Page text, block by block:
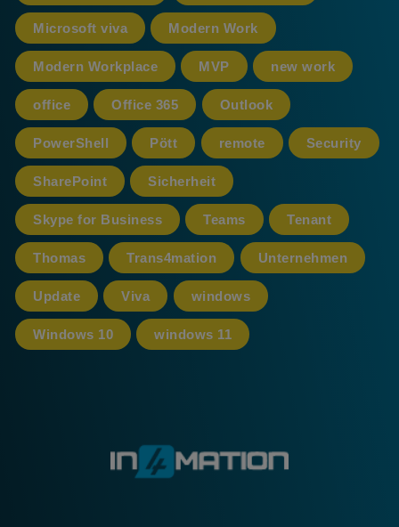
Microsoft viva Modern Work
Modern Workplace MVP new work
office Office 365 Outlook
PowerShell Pött remote Security
SharePoint Sicherheit
Skype for Business Teams Tenant
Thomas Trans4mation Unternehmen
Update Viva windows
Windows 10 windows 11